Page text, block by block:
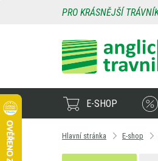
PRO KRÁSNĚJŠÍ
E-SHOP
Hlavní stránka E-shop